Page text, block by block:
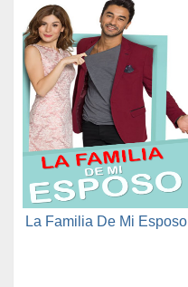
La Familia De Mi Esposo